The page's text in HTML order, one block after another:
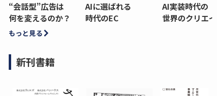
“会話型”広告は
何を変えるのか？
AIに選ばれる
時代のEC
AI実装時代の
世界のクリエ
もっと見る
新刊書籍